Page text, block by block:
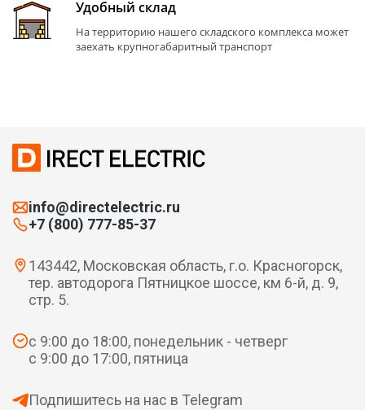
Удобный склад
На территорию нашего складского комплекса может
заехать крупногабаритный транспорт
info@directelectric.ru
+7 (800) 777-85-37
143442, Московская область, г.о. Красногорск,
тер. автодорога Пятницкое шоссе, км 6-й, д. 9,
стр. 5.
с 9:00 до 18:00, понедельник - четверг
с 9:00 до 17:00, пятница
Подпишитесь на нас в Telegram